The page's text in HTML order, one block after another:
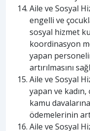
Aile ve Sosyal
engelli ve
sosyal hizmet
koordinasyon
yapan
artırılmasını
Aile ve Sosyal
yapan ve
kamu
ödemelerinin
Aile ve Sosyal